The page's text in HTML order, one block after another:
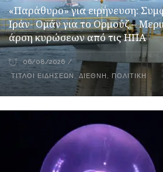
«Παράθυρο» για ειρήνευση:
Ιράν- Ομάν για το Ορμούζ –
άρση κυρώσεων από τις ΗΠΑ
06/08/2026
ΤΊΤΛΟΙ ΕΙΔΉΣΕΩΝ ,ΔΙΕΘΝΉ , ΠΟΛΙΤΙΚΉ